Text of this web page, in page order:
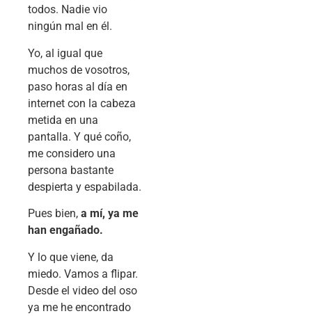
todos. Nadie vio
ningún mal en él.
Yo, al igual que
muchos de vosotros,
paso horas al día en
internet con la cabeza
metida en una
pantalla. Y qué coño,
me considero una
persona bastante
despierta y espabilada.
Pues bien, a mí, ya me
han engañado.
Y lo que viene, da
miedo. Vamos a flipar.
Desde el video del oso
ya me he encontrado